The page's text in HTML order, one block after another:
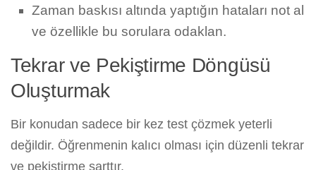
Zaman baskısı altında yaptığın hataları not al
ve özellikle bu sorulara odaklan.
Tekrar ve Pekiştirme Döngüsü
Oluşturmak
Bir konudan sadece bir kez test çözmek yeterli
değildir. Öğrenmenin kalıcı olması için düzenli tekrar
ve pekiştirme şarttır.